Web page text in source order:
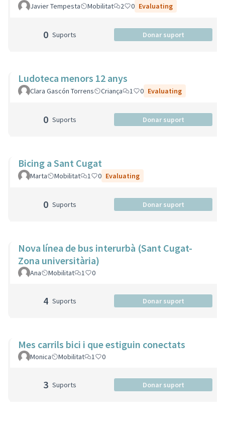
Javier Tempesta Mobilitat 2 0 Evaluating
0 Suports Donar suport
Ludoteca menors 12 anys
Clara Gascón Torrens Criança 1 0 Evaluating
0 Suports Donar suport
Bicing a Sant Cugat
Marta Mobilitat 1 0 Evaluating
0 Suports Donar suport
Nova línea de bus interurbà (Sant Cugat-
Zona universitària)
Ana Mobilitat 1 0
4 Suports Donar suport
Mes carrils bici i que estiguin conectats
Monica Mobilitat 1 0
3 Suports Donar suport